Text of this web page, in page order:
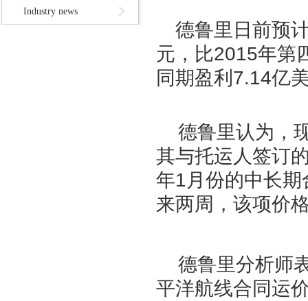
Industry news
德鲁里日前预
元，比2015年第
同期盈利7.14亿
德鲁里认为，
其与托运人签订
年1月份的中长
来两周，该项价
德鲁里分析师
平洋航线合同运